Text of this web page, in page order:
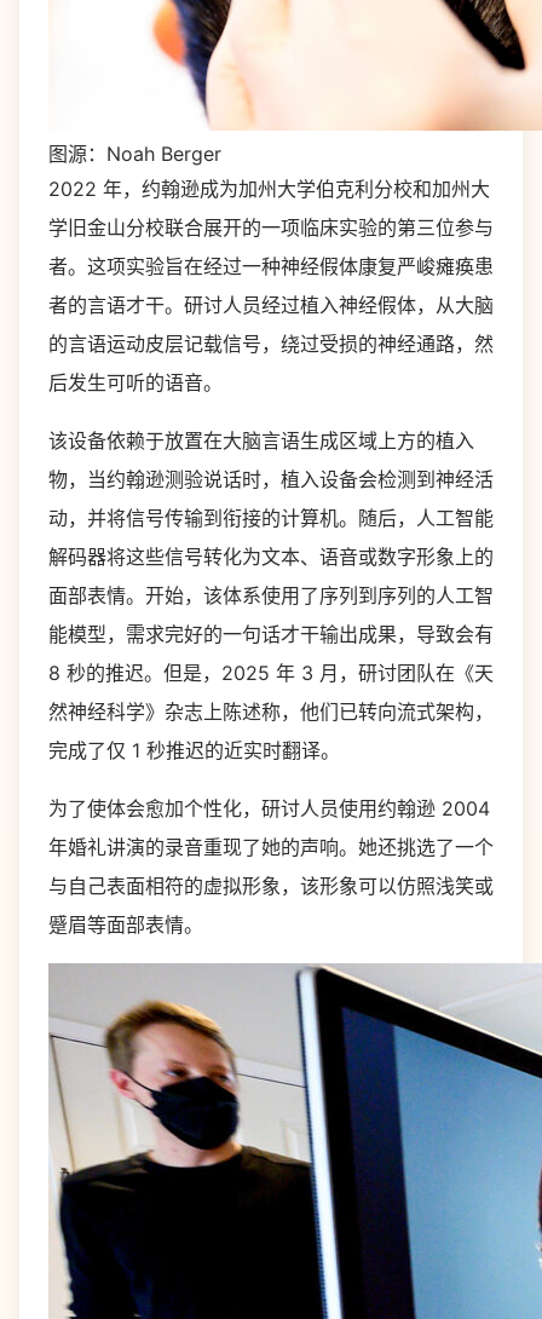
图源：Noah Berger
2022 年，约翰逊成为加州大学伯克利分校和加州大
学旧金山分校联合展开的一项临床实验的第三位参与
者。这项实验旨在经过一种神经假体康复严峻瘫痪患
者的言语才干。研讨人员经过植入神经假体，从大脑
的言语运动皮层记载信号，绕过受损的神经通路，然
后发生可听的语音。
该设备依赖于放置在大脑言语生成区域上方的植入
物，当约翰逊测验说话时，植入设备会检测到神经活
动，并将信号传输到衔接的计算机。随后，人工智能
解码器将这些信号转化为文本、语音或数字形象上的
面部表情。开始，该体系使用了序列到序列的人工智
能模型，需求完好的一句话才干输出成果，导致会有
8 秒的推迟。但是，2025 年 3 月，研讨团队在《天
然神经科学》杂志上陈述称，他们已转向流式架构，
完成了仅 1 秒推迟的近实时翻译。
为了使体会愈加个性化，研讨人员使用约翰逊 2004
年婚礼讲演的录音重现了她的声响。她还挑选了一个
与自己表面相符的虚拟形象，该形象可以仿照浅笑或
蹙眉等面部表情。